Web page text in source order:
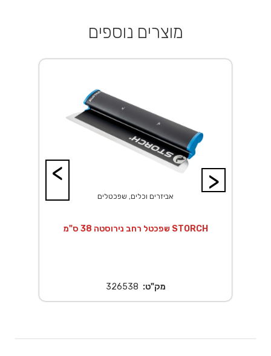
מוצרים נוספים
>
אביזרים וכלים, שפכטלים
שפכטל רחב נירוסטה 38 ס"מ STORCH
מק"ט: 326538
<